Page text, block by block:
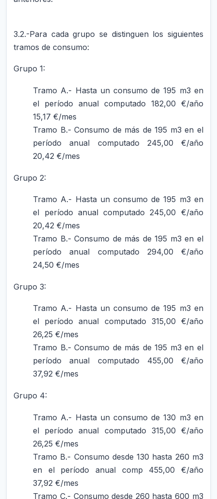
3.2.-Para cada grupo se distinguen los siguientes
tramos de consumo:
Grupo 1:
Tramo A.- Hasta un consumo de 195 m3 en
el período anual computado 182,00 €/año
15,17 €/mes
Tramo B.- Consumo de más de 195 m3 en el
período anual computado 245,00 €/año
20,42 €/mes
Grupo 2:
Tramo A.- Hasta un consumo de 195 m3 en
el período anual computado 245,00 €/año
20,42 €/mes
Tramo B.- Consumo de más de 195 m3 en el
período anual computado 294,00 €/año
24,50 €/mes
Grupo 3:
Tramo A.- Hasta un consumo de 195 m3 en
el período anual computado 315,00 €/año
26,25 €/mes
Tramo B.- Consumo de más de 195 m3 en el
período anual computado 455,00 €/año
37,92 €/mes
Grupo 4:
Tramo A.- Hasta un consumo de 130 m3 en
el período anual computado 315,00 €/año
26,25 €/mes
Tramo B.- Consumo desde 130 hasta 260 m3
en el período anual comp 455,00 €/año
37,92 €/mes
Tramo C.- Consumo desde 260 hasta 600 m3